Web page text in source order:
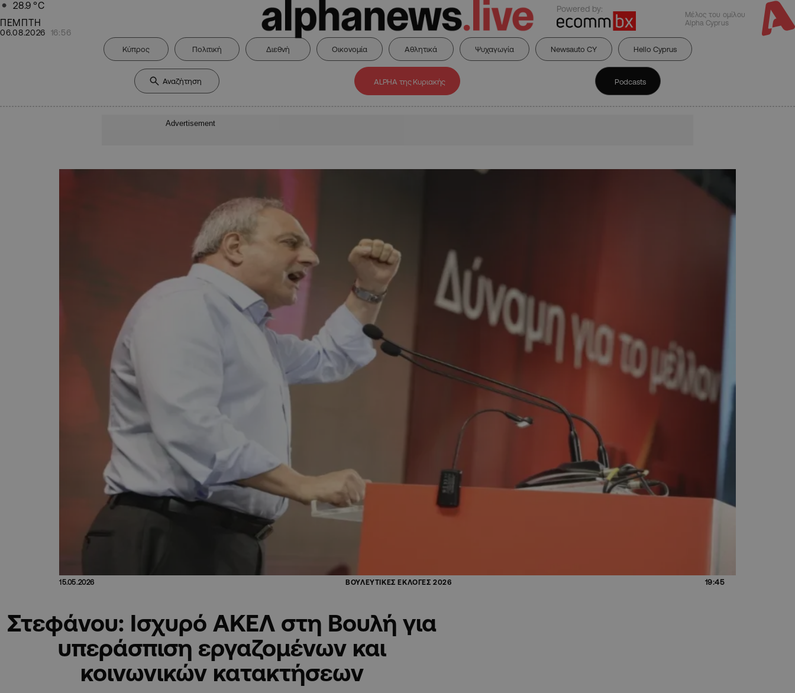
28.9 °C
ΠΕΜΠΤΗ
06.08.2026 16:56
Powered by:
Μέλος του ομίλου
Alpha Cyprus
Κύπρος Πολιτική Διεθνή Οικονομία Αθλητικά Ψυχαγωγία Newsauto CY Hello Cyprus
ALPHA της Κυριακής Podcasts
Advertisement
15.05.2026 ΒΟΥΛΕΥΤΙΚΕΣ ΕΚΛΟΓΕΣ 2026 19:45
Στεφάνου: Ισχυρό ΑΚΕΛ στη Βουλή για
υπεράσπιση εργαζομένων και
κοινωνικών κατακτήσεων